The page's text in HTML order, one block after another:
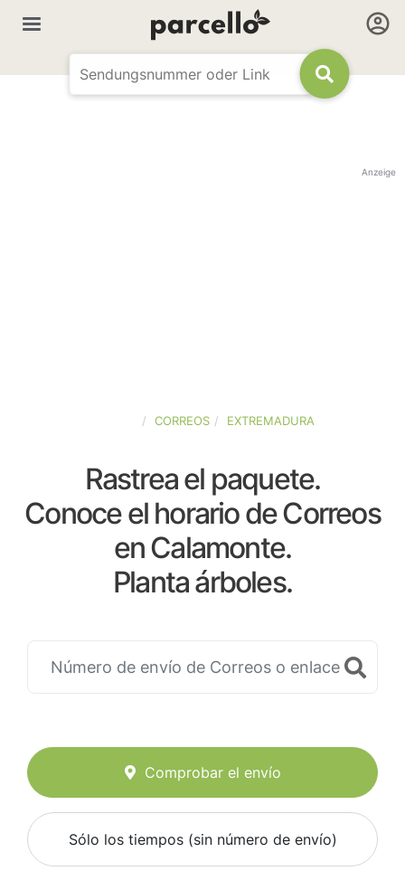
Anzeige
CORREOS EXTREMADURA
Rastrea el paquete.
Conoce el horario de Correos
en Calamonte.
Planta árboles.
Comprobar el envío
Sólo los tiempos (sin número de envío)